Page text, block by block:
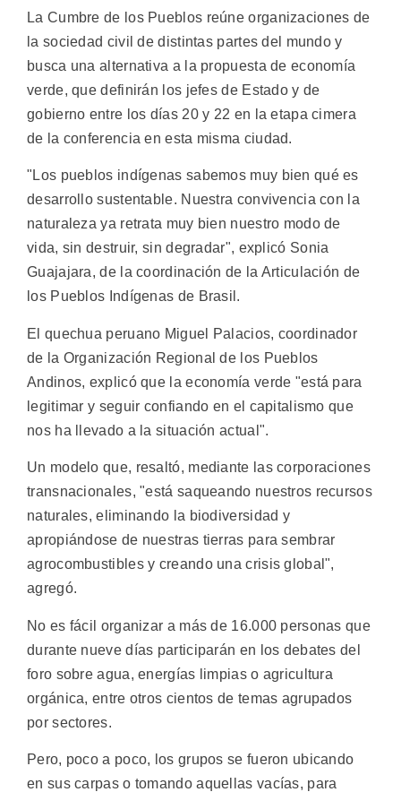
La Cumbre de los Pueblos reúne organizaciones de
la sociedad civil de distintas partes del mundo y
busca una alternativa a la propuesta de economía
verde, que definirán los jefes de Estado y de
gobierno entre los días 20 y 22 en la etapa cimera
de la conferencia en esta misma ciudad.
"Los pueblos indígenas sabemos muy bien qué es
desarrollo sustentable. Nuestra convivencia con la
naturaleza ya retrata muy bien nuestro modo de
vida, sin destruir, sin degradar", explicó Sonia
Guajajara, de la coordinación de la Articulación de
los Pueblos Indígenas de Brasil.
El quechua peruano Miguel Palacios, coordinador
de la Organización Regional de los Pueblos
Andinos, explicó que la economía verde "está para
legitimar y seguir confiando en el capitalismo que
nos ha llevado a la situación actual".
Un modelo que, resaltó, mediante las corporaciones
transnacionales, "está saqueando nuestros recursos
naturales, eliminando la biodiversidad y
apropiándose de nuestras tierras para sembrar
agrocombustibles y creando una crisis global",
agregó.
No es fácil organizar a más de 16.000 personas que
durante nueve días participarán en los debates del
foro sobre agua, energías limpias o agricultura
orgánica, entre otros cientos de temas agrupados
por sectores.
Pero, poco a poco, los grupos se fueron ubicando
en sus carpas o tomando aquellas vacías, para